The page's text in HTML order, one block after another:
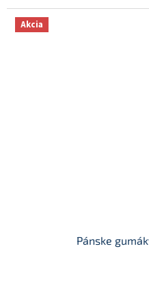
Akcia
Pánske